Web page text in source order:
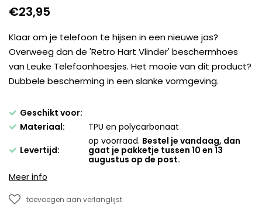
€23,95
Klaar om je telefoon te hijsen in een nieuwe jas?
Overweeg dan de 'Retro Hart Vlinder' beschermhoes
van Leuke Telefoonhoesjes. Het mooie van dit product?
Dubbele bescherming in een slanke vormgeving.
Geschikt voor:
Materiaal:
TPU en polycarbonaat
Levertijd:
op voorraad. Bestel je vandaag, dan
gaat je pakketje tussen 10 en 13
augustus op de post.
Meer info
toevoegen aan verlanglijst